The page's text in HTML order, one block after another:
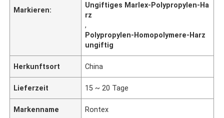
Markieren:
Ungiftiges Marlex-Polypropylen-Ha
rz
,
Polypropylen-Homopolymere-Harz
ungiftig
Herkunftsort China
Lieferzeit 15 ~ 20 Tage
Markenname Rontex